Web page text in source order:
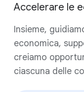
Accelerare le
Insieme,
economica,
creiamo
ciascuna delle